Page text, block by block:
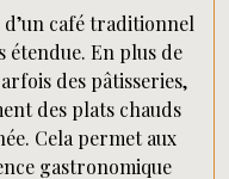
café traditionnel
En plus de
des pâtisseries,
des plats chauds
Cela permet aux
gastronomique